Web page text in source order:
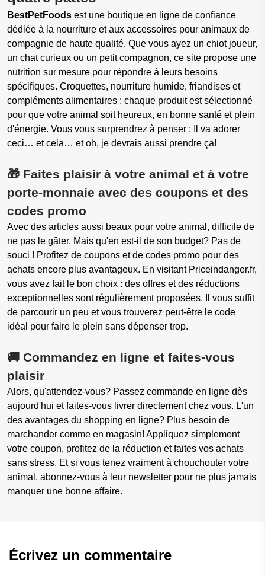
BestPetFoods est une boutique en ligne de confiance
dédiée à la nourriture et aux accessoires pour animaux de
compagnie de haute qualité. Que vous ayez un chiot joueur,
un chat curieux ou un petit compagnon, ce site propose une
nutrition sur mesure pour répondre à leurs besoins
spécifiques. Croquettes, nourriture humide, friandises et
compléments alimentaires : chaque produit est sélectionné
pour que votre animal soit heureux, en bonne santé et plein
d'énergie. Vous vous surprendrez à penser : Il va adorer
ceci… et cela… et oh, je devrais aussi prendre ça!
🎁 Faites plaisir à votre animal et à votre
porte-monnaie avec des coupons et des
codes promo
Avec des articles aussi beaux pour votre animal, difficile de
ne pas le gâter. Mais qu'en est-il de son budget? Pas de
souci ! Profitez de coupons et de codes promo pour des
achats encore plus avantageux. En visitant Priceindanger.fr,
vous avez fait le bon choix : des offres et des réductions
exceptionnelles sont régulièrement proposées. Il vous suffit
de parcourir un peu et vous trouverez peut-être le code
idéal pour faire le plein sans dépenser trop.
🚚 Commandez en ligne et faites-vous
plaisir
Alors, qu'attendez-vous? Passez commande en ligne dès
aujourd'hui et faites-vous livrer directement chez vous. L'un
des avantages du shopping en ligne? Plus besoin de
marchander comme en magasin! Appliquez simplement
votre coupon, profitez de la réduction et faites vos achats
sans stress. Et si vous tenez vraiment à chouchouter votre
animal, abonnez-vous à leur newsletter pour ne plus jamais
manquer une bonne affaire.
Écrivez un commentaire